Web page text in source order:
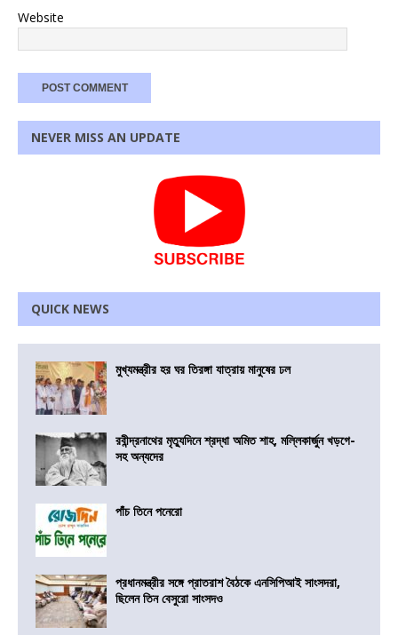
Website
NEVER MISS AN UPDATE
QUICK NEWS
মুখ্যমন্ত্রীর হর ঘর তিরঙ্গা যাত্রায় মানুষের ঢল
রবীন্দ্রনাথের মৃত্যুদিনে শ্রদ্ধা অমিত শাহ, মল্লিকার্জুন খড়গে-
সহ অন্যদের
পাঁচ তিনে পনেরো
প্রধানমন্ত্রীর সঙ্গে প্রাতরাশ বৈঠকে এনসিপিআই সাংসদরা,
ছিলেন তিন বেসুরো সাংসদও